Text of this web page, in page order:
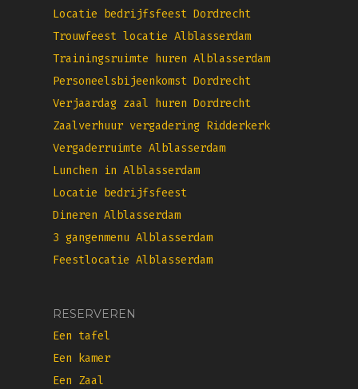
Locatie bedrijfsfeest Dordrecht
Trouwfeest locatie Alblasserdam
Trainingsruimte huren Alblasserdam
Personeelsbijeenkomst Dordrecht
Verjaardag zaal huren Dordrecht
Zaalverhuur vergadering Ridderkerk
Vergaderruimte Alblasserdam
Lunchen in Alblasserdam
Locatie bedrijfsfeest
Dineren Alblasserdam
3 gangenmenu Alblasserdam
Feestlocatie Alblasserdam
RESERVEREN
Een tafel
Een kamer
Een Zaal